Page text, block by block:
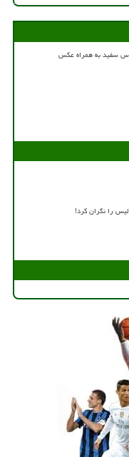
سفید به همراه عکس
را نگران کرد!